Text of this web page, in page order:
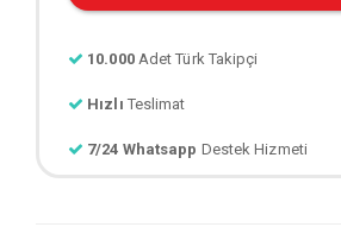
10.000 Adet Türk Takipçi
Hızlı Teslimat
7/24 Whatsapp Destek